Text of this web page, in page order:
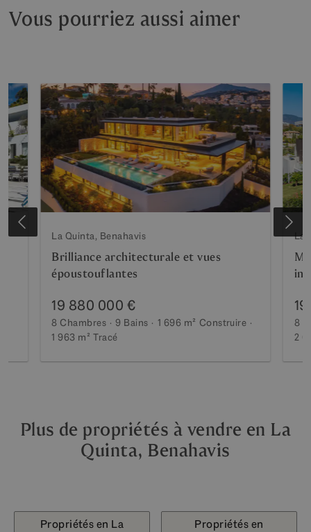
Vous pourriez aussi aimer
La Quinta, Benahavis
Brilliance architecturale et vues
époustouflantes
19 880 000 €
8 Chambres 9 Bains 1 696 m² Construire
1 963 m² Tracé
La
8
2
Plus de propriétés à vendre en La
Quinta, Benahavis
Propriétés en La
Propriétés en